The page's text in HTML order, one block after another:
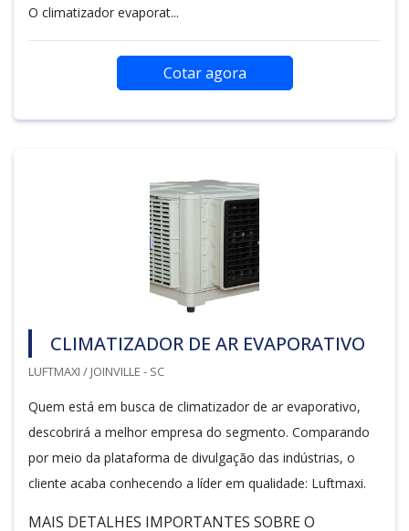
O climatizador evaporat...
Cotar agora
CLIMATIZADOR DE AR EVAPORATIVO
LUFTMAXI / JOINVILLE - SC
Quem está em busca de climatizador de ar evaporativo,
descobrirá a melhor empresa do segmento. Comparando
por meio da plataforma de divulgação das indústrias, o
cliente acaba conhecendo a líder em qualidade: Luftmaxi.
MAIS DETALHES IMPORTANTES SOBRE O